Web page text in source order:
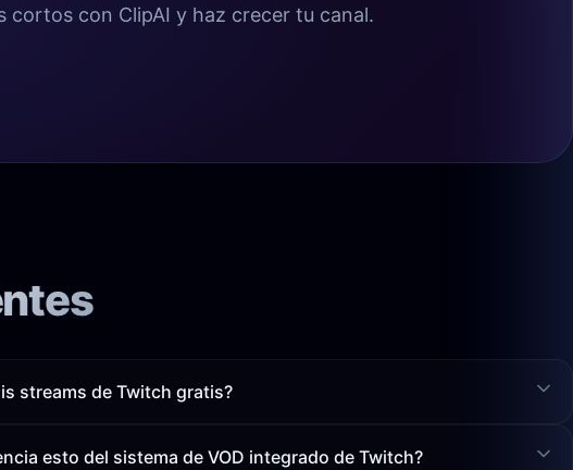
cortos con ClipAI y haz crecer tu canal.
streams de Twitch gratis?
esto del sistema de VOD integrado de Twitch?